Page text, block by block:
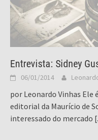
Entrevista: Sidney
06/01/2014
por Leonardo Vinhas
editorial da Maurício de
interessado do mercado